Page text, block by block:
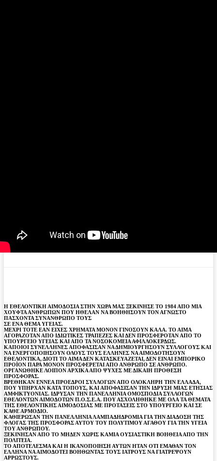
Η ΕΘΕΛΟΝΤΙΚΗ ΑΙΜΟΔΟΣΙΑ ΣΤΗΝ ΧΩΡΑ ΜΑΣ ΞΕΚΙΝΗΣΕ ΤΟ 1984 ΑΠΟ ΜΙΑ
ΧΟΥΦΤΑ ΑΝΘΡΩΠΩΝ ΠΟΥ ΗΘΕΛΑΝ ΝΑ ΒΟΗΘΗΣΟΥΝ ΤΟΝ ΑΓΝΩΣΤΟ
ΠΑΣΧΟΝΤΑ ΣΥΝΑΝΘΡΩΠΟ ΤΟΥΣ
ΣΕ ΕΝΑ ΘΕΜΑ ΥΓΕΙΑΣ.
ΜΕΧΡΙ ΤΟΤΕ ΕΑΝ ΕΙΧΕΣ ΧΡΗΜΑΤΑ ΜΟΝΟΝ ΓΙΝΟΣΟΥΝ ΚΑΛΑ. ΤΟ ΑΙΜΑ
ΑΓΟΡΑΖΟΤΑΝ ΑΠΟ ΙΔΙΩΤΙΚΕΣ ΤΡΑΠΕΖΕΣ ΚΑΙ ΔΕΝ ΠΡΟΣΦΕΡΟΤΑΝ ΑΠΟ ΤΟ
ΥΠΟΥΡΓΕΙΟ ΥΓΕΙΑΣ ΚΑΙ ΑΠΟ ΤΑ ΝΟΣΟΚΟΜΕΙΑ ΑΦΙΛΛΟΚΕΡΔΩΣ.
ΚΑΠΟΙΟΙ ΣΥΝΕΛΛΗΝΕΣ ΑΠΟΦΑΣΙΣΑΝ ΝΑ ΔΗΜΙΟΥΡΓΗΣΟΥΝ ΣΥΛΛΟΓΟΥΣ ΚΑΙ
ΝΑ ΕΝΕΡΓΟΠΟΙΗΣΟΥΝ ΟΛΟΥΣ ΤΟΥΣ ΕΛΛΗΝΕΣ ΝΑ ΑΙΜΟΔΟΤΗΣΟΥΝ
ΕΘΕΛΟΝΤΙΚΑ, ΔΙΟΤΙ ΤΟ ΑΙΜΑ ΔΕΝ ΚΑΤΑΣΚΕΥΑΖΕΤΑΙ, ΔΕΝ ΕΙΝΑΙ ΕΜΠΟΡΙΚΟ
ΠΡΟΪΟΝ ΠΑΡΑ ΜΟΝΟΝ ΠΡΟΣΦΕΡΕΤΑΙ ΑΠΟ ΑΝΘΡΩΠΟ ΣΕ ΑΝΘΡΩΠΟ.
ΟΡΓΑΝΩΘΗΚΕ ΛΟΙΠΟΝ ΑΡΧΙΚΑ ΑΠΟ ΨΥΧΕΣ ΜΕ ΔΙΚΑΙΗ ΠΡΟΘΕΣΗ
ΠΡΟΣΦΟΡΑΣ.
ΒΡΕΘΗΚΑΝ ΕΝΝΕΑ ΠΡΟΕΔΡΟΙ ΣΥΛΛΟΓΩΝ ΑΠΟ ΟΛΟΚΛΗΡΗ ΤΗΝ ΕΛΛΑΔΑ,
ΠΟΥ ΥΠΗΡΧΑΝ ΚΑΤΑ ΤΟΠΟΥΣ, ΚΑΙ ΑΠΟΦΑΣΙΣΑΝ ΤΗΝ ΙΔΡΥΣΗ ΜΙΑΣ ΕΤΗΣΙΑΣ
ΑΜΦΙΚΤΥΟΝΙΑΣ. ΙΔΡΥΣΑΝ ΤΗΝ ΠΑΝΕΛΛΗΝΙΑ ΟΜΟΣΠΟΔΙΑ ΣΥΛΛΟΓΩΝ
ΕΘΕΛΟΝΤΩΝ ΑΙΜΟΔΟΤΩΝ Π.Ο.Σ.Ε.Α. ΠΟΥ ΑΣΧΟΛΗΘΗΚΕ ΜΕ ΟΛΑ ΤΑ ΘΕΜΑΤΑ
ΤΗΣ ΕΘΕΛΟΝΤΙΚΗΣ ΑΙΜΟΔΟΣΙΑΣ ΜΕ ΠΡΟΤΑΣΕΙΣ ΣΤΟ ΥΠΟΥΡΓΕΙΟ ΚΑΙ ΣΕ
ΚΑΘΕ ΑΡΜΟΔΙΟ.
ΚΑΘΙΕΡΩΣΑΝ ΤΗΝ ΠΑΝΕΛΛΗΝΙΑ ΛΑΜΠΑΔΗΔΡΟΜΙΑ ΓΙΑ ΤΗΝ ΔΙΑΔΟΣΗ ΤΗΣ
ΦΛΟΓΑΣ ΤΗΣ ΠΡΟΣΦΟΡΑΣ ΑΥΤΟΥ ΤΟΥ ΠΟΛΥΤΙΜΟΥ ΑΓΑΘΟΥ ΓΙΑ ΤΗΝ ΥΓΕΙΑ
ΤΟΥ ΑΝΘΡΩΠΟΥ.
ΞΕΚΙΝΗΣΑΝ ΑΠΟ ΤΟ ΜΗΔΕΝ ΧΩΡΙΣ ΚΑΜΙΑ ΟΥΣΙΑΣΤΙΚΗ ΒΟΗΘΕΙΑ ΑΠΟ ΤΗΝ
ΠΟΛΙΤΕΙΑ.
ΤΟ ΑΠΟΤΕΛΕΣΜΑ ΚΑΙ Η ΙΚΑΝΟΠΟΙΗΣΗ ΑΥΤΩΝ ΗΤΑΝ ΟΤΙ ΕΜΑΘΑΝ ΤΟΝ
ΕΛΛΗΝΑ ΝΑ ΑΙΜΟΔΟΤΕΙ ΒΟΗΘΩΝΤΑΣ ΤΟΥΣ ΙΑΤΡΟΥΣ ΝΑ ΓΙΑΤΡΕΨΟΥΝ
ΑΡΡΩΣΤΟΥΣ.